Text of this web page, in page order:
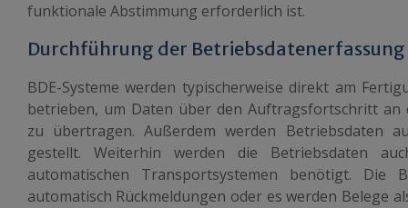
funktionale Abstimmung erforderlich ist.
Durchführung der Betriebsdatenerfassung
BDE-Systeme werden typischerweise direkt am
betrieben, um Daten über den Auftragsfortschritt
zu übertragen. Außerdem werden Betriebsdaten
gestellt. Weiterhin werden die Betriebsdaten
automatischen Transportsystemen benötigt. Die
automatisch Rückmeldungen oder es werden Belege